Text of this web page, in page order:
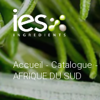
Accueil Catalogue
AFRIQUE DU SUD